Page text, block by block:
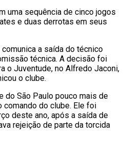
uma sequência de cinco jogos
e duas derrotas em seus
a saída do técnico
técnica. A decisão foi
o Juventude, no Alfredo Jaconi,
o clube.
do São Paulo pouco mais de
do clube. Ele foi
deste ano, após a saída de
rejeição de parte da torcida